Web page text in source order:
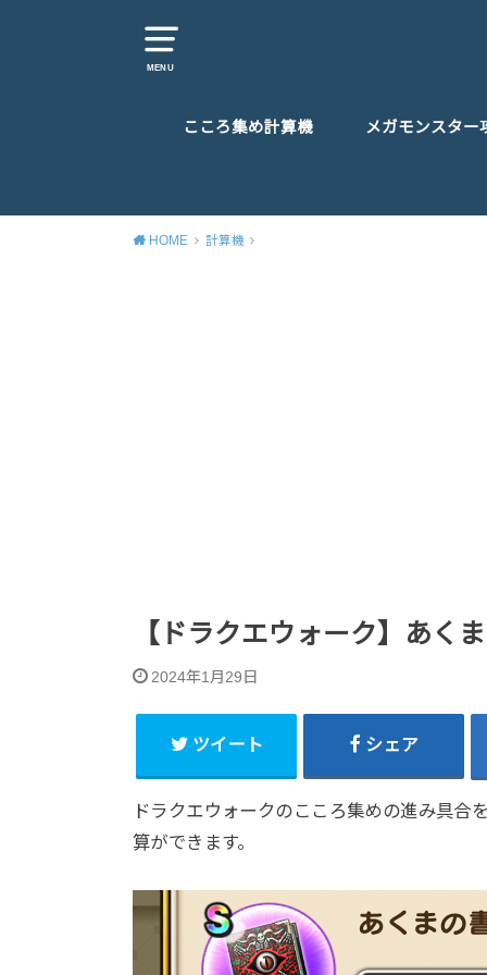
MENU
こころ集め計算機 メガモンスター
HOME 計算機
【ドラクエウォーク】あく
2024年1月29日
ツイート シェア
ドラクエウォークのこころ集めの進み具合
算ができます。